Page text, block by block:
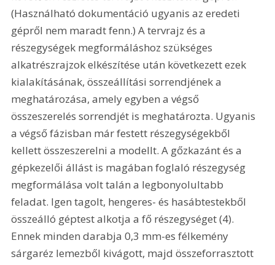
(Használható dokumentáció ugyanis az eredeti
gépről nem maradt fenn.) A tervrajz és a
részegységek megformáláshoz szükséges
alkatrészrajzok elkészítése után következett ezek
kialakításának, összeállítási sorrendjének a
meghatározása, amely egyben a végső
összeszerelés sorrendjét is meghatározta. Ugyanis
a végső fázisban már festett részegységekből
kellett összeszerelni a modellt. A gőzkazánt és a
gépkezelői állást is magában foglaló részegység
megformálása volt talán a legbonyolultabb
feladat. Igen tagolt, hengeres- és hasábtestekből
összeálló géptest alkotja a fő részegységet (4).
Ennek minden darabja 0,3 mm-es félkemény
sárgaréz lemezből kivágott, majd összeforrasztott